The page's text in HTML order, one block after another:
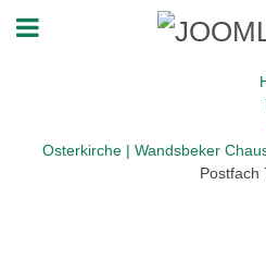
Osterkirche | Wandsbeker
Postfach